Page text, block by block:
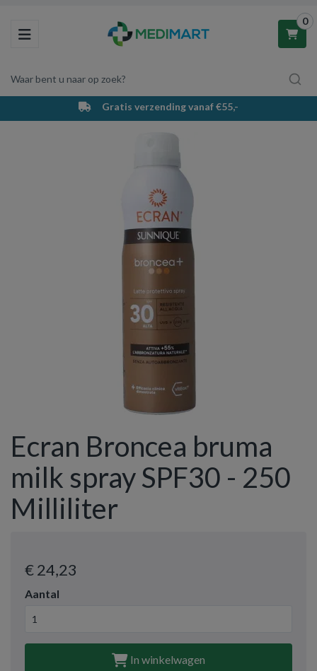
Toggle navigation
Waar bent u naar op zoek?
0
Winkelwagen
Uw winkelwagen is leeg.
Vul hem met producten.
Gratis verzending vanaf €55,-
Ecran Broncea bruma
milk spray SPF30 - 250
Milliliter
€ 24,23
Aantal
In winkelwagen